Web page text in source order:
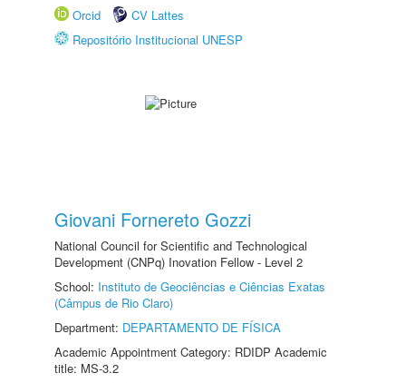
Orcid
CV Lattes
Repositório Institucional UNESP
Giovani Fornereto Gozzi
National Council for Scientific and Technological
Development (CNPq) Inovation Fellow - Level 2
School: Instituto de Geociências e Ciências Exatas
(Câmpus de Rio Claro)
Department: DEPARTAMENTO DE FÍSICA
Academic Appointment Category: RDIDP Academic
title: MS-3.2